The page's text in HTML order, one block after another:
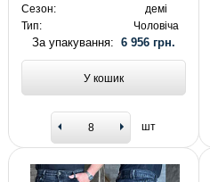
Сезон:
демі
Тип:
Чоловіча
За упакування: 6 956 грн.
У кошик
шт